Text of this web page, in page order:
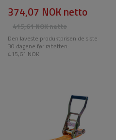
415,61 NOKnetto
374,07 NOKnetto
Den laveste produktprisen de siste
30 dagene før rabatten:
415,61 NOK